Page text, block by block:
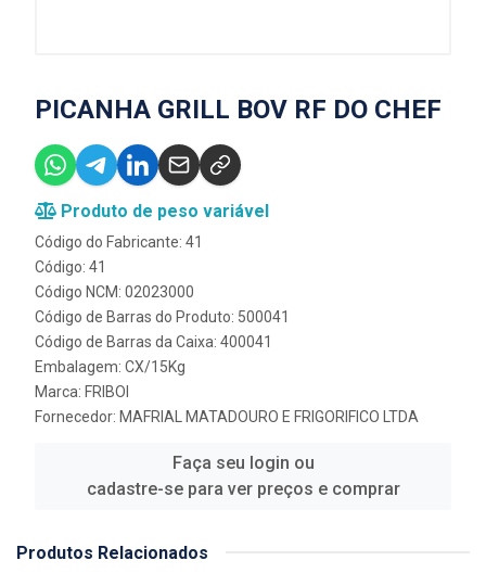
PICANHA GRILL BOV RF DO CHEF
Produto de peso variável
Código do Fabricante: 41
Código: 41
Código NCM: 02023000
Código de Barras do Produto: 500041
Código de Barras da Caixa: 400041
Embalagem: CX/15Kg
Marca: FRIBOI
Fornecedor: MAFRIAL MATADOURO E FRIGORIFICO LTDA
Faça seu login ou
cadastre-se para ver preços e comprar
Produtos Relacionados